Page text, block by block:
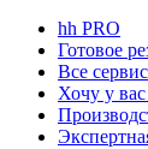
hh PRO
Готовое
Все
Хочу у вас